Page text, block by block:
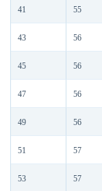
41 55
43 56
45 56
47 56
49 56
51 57
53 57